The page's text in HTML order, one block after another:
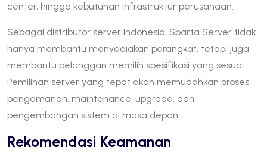
center, hingga kebutuhan infrastruktur perusahaan.
Sebagai distributor server Indonesia, Sparta Server tidak
hanya membantu menyediakan perangkat, tetapi juga
membantu pelanggan memilih spesifikasi yang sesuai.
Pemilihan server yang tepat akan memudahkan proses
pengamanan, maintenance, upgrade, dan
pengembangan sistem di masa depan.
Rekomendasi Keamanan